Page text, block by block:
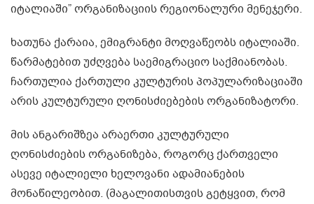
იტალიაში” ორგანიზაციის რეგიონალური მენეჯერი.
ხათუნა ქარაია, ემიგრანტი მოღვაწეობს იტალიაში.
წარმატებით უძღვება საემიგრაციო საქმიანობას.
ჩართულია ქართული კულტურის პოპულარიზაციაში
არის კულტურული ღონისძიებების ორგანიზატორი.
მის ანგარიშზეა არაერთი კულტურული
ღონისძიების ორგანიზება, როგორც ქართველი
ასევე იტალიელი ხელოვანი ადამიანების
მონაწილეობით. (მაგალითისთვის გეტყვით, რომ